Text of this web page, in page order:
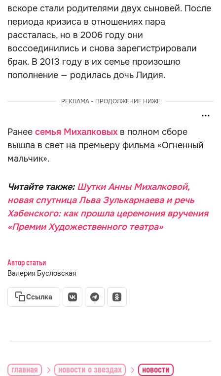
вскоре стали родителями двух сыновей. После
периода кризиса в отношениях пара
рассталась, но в 2006 году они
воссоединились и снова зарегистрировали
брак. В 2013 году в их семье произошло
пополнение — родилась дочь Лидия.
РЕКЛАМА - ПРОДОЛЖЕНИЕ НИЖЕ
Ранее семья Михалковых в полном сборе
вышла в свет на премьеру фильма «Огненный
мальчик».
Читайте также: Шутки Анны Михалковой,
новая спутница Льва Зулькарнаева и речь
Хабенского: как прошла церемония вручения
«Премии Художественного театра»
Автор статьи
Валерия Бусловская
Ссылка
главная новости о звездах новости